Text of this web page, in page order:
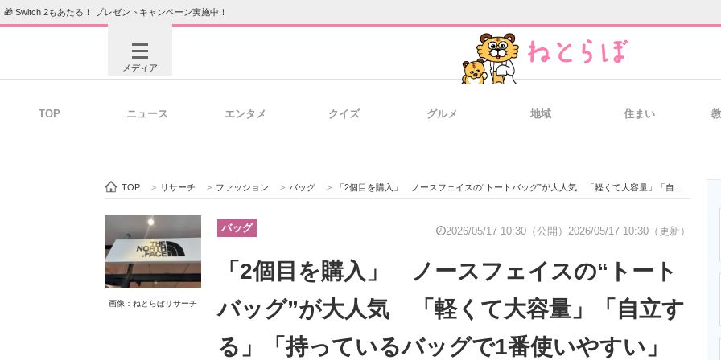
🎁 Switch 2もあたる！ プレゼントキャンペーン実施中！
メディア
ビジネスと働き方のヒント
企業向けIT製品の総合サイト IT製品の技術・比較・事例
TOP ニュース エンタメ クイズ グルメ 地域 住まい
TOP > リサーチ > ファッション > バッグ > 「2個目を購入」 ノースフェイスの“トートバッグ”が大人気 「軽くて大容量」「自立する」「持っているバッグで1番使いやすい」
画像：ねとらぼリサーチ
バッグ 2026/05/17 10:30（公開） 2026/05/17 10:30（更新）
「2個目を購入」 ノースフェイスの“トート
バッグ”が大人気 「軽くて大容量」「自立す
る」「持っているバッグで1番使いやすい」